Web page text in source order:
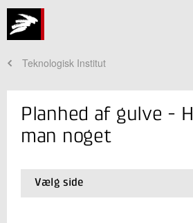
Teknologisk Institut
Planhed af gulve -
man noget
Vælg side
01.Ikke lovkrav